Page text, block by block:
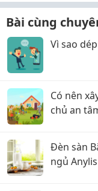
Bài cùng
Vì sao
Có nên
chủ an
Đèn sàn
ngủ